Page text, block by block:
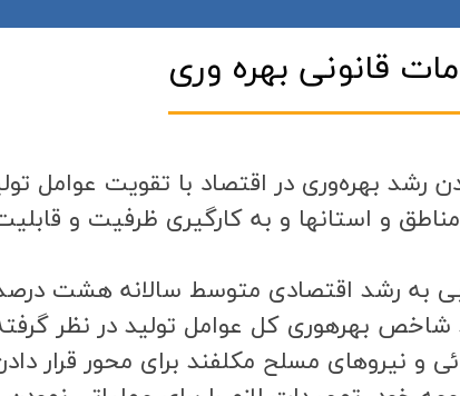
قانوني بهره وري
رشد بهره‌وري در اقتصاد با تقويت عوامل
و استانها و به كارگيري ظرفيت و
و نيروهاي مسلح مکلفند براي محور قرار